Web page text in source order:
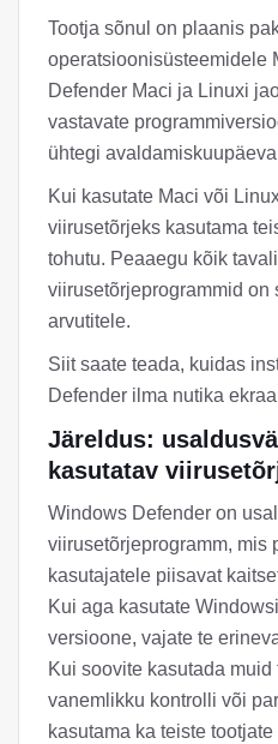
Tootja sõnul on plaanis
operatsioonisüsteemidele
Defender Maci ja Linuxi
vastavate
ühtegi
Kui kasutate Maci või
viirusetõrjeks kasutama
tohutu. Peaaegu kõik
viirusetõrjeprogrammid on
arvutitele.
Siit saate teada, kuidas
Defender ilma nutika
Järeldus:
kasutatav
Windows Defender on
viirusetõrjeprogramm, mis
kasutajatele piisavat
Kui aga kasutate
versioone, vajate te
Kui soovite kasutada
vanemlikku kontrolli või
kasutama ka teiste